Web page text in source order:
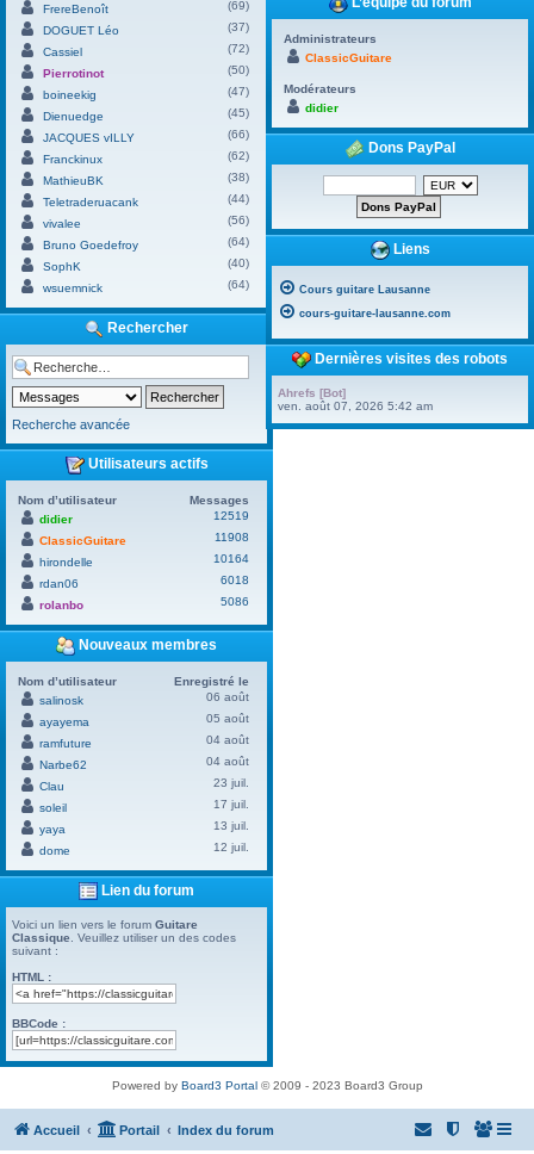
FrereBenoît
(69)
DOGUET Léo
(37)
Cassiel
(72)
Pierrotinot
(50)
boineekig
(47)
Dienuedge
(45)
JACQUES vILLY
(66)
Franckinux
(62)
MathieuBK
(38)
Teletraderuacank
(44)
vivalee
(56)
Bruno Goedefroy
(64)
SophK
(40)
wsuemnick
(64)
Rechercher
Recherche avancée
Utilisateurs actifs
Nom d’utilisateur
Messages
didier
12519
ClassicGuitare
11908
hirondelle
10164
rdan06
6018
rolanbo
5086
Nouveaux membres
Nom d’utilisateur
Enregistré le
salinosk
06 août
ayayema
05 août
ramfuture
04 août
Narbe62
04 août
Clau
23 juil.
soleil
17 juil.
yaya
13 juil.
dome
12 juil.
Lien du forum
Voici un lien vers le forum Guitare
Classique . Veuillez utiliser un des codes
suivant :
HTML :
BBCode :
Administrateurs
ClassicGuitare
Modérateurs
didier
Dons PayPal
Liens
Cours guitare Lausanne
cours-guitare-lausanne.com
Dernières visites des robots
Ahrefs [Bot]
ven. août 07, 2026 5:42 am
Powered by Board3 Portal© 2009 - 2023 Board3 Group
Accueil Portail Index du forum